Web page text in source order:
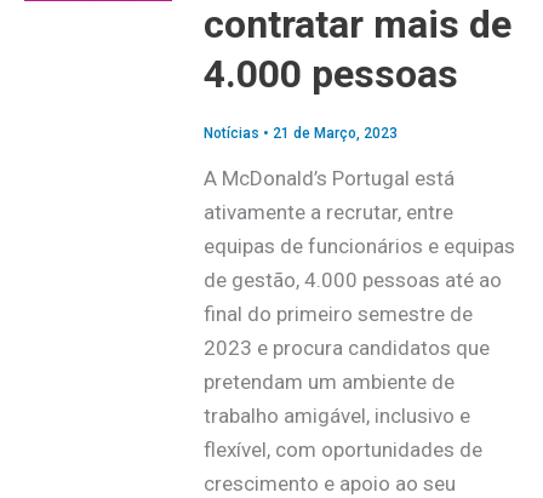
contratar mais de
4.000 pessoas
Notícias • 21 de Março, 2023
A McDonald’s Portugal está
ativamente a recrutar, entre
equipas de funcionários e equipas
de gestão, 4.000 pessoas até ao
final do primeiro semestre de
2023 e procura candidatos que
pretendam um ambiente de
trabalho amigável, inclusivo e
flexível, com oportunidades de
crescimento e apoio ao seu